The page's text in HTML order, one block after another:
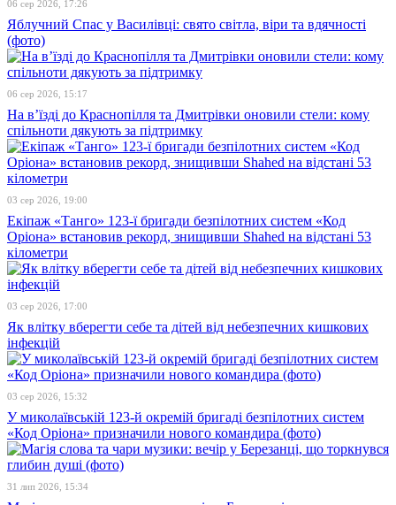
06 сер 2026, 17:26
Яблучний Спас у Василівці: свято світла, віри та вдячності
(фото)
06 сер 2026, 15:17
На в’їзді до Краснопілля та Дмитрівки оновили стели: кому
спільноти дякують за підтримку
03 сер 2026, 19:00
Екіпаж «Танго» 123-ї бригади безпілотних систем «Код
Оріона» встановив рекорд, знищивши Shahed на відстані 53
кілометри
03 сер 2026, 17:00
Як влітку вберегти себе та дітей від небезпечних кишкових
інфекцій
03 сер 2026, 15:32
У миколаївській 123-й окремій бригаді безпілотних систем
«Код Оріона» призначили нового командира (фото)
31 лип 2026, 15:34